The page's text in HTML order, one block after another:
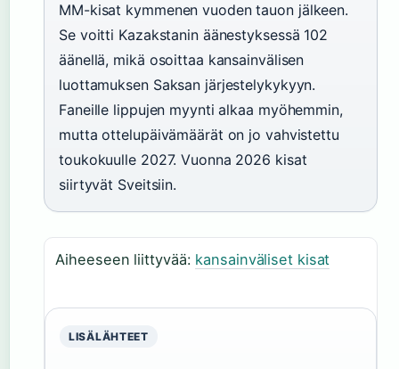
MM-kisat kymmenen vuoden tauon jälkeen.
Se voitti Kazakstanin äänestyksessä 102
äänellä, mikä osoittaa kansainvälisen
luottamuksen Saksan järjestelykykyyn.
Faneille lippujen myynti alkaa myöhemmin,
mutta ottelupäivämäärät on jo vahvistettu
toukokuulle 2027. Vuonna 2026 kisat
siirtyvät Sveitsiin.
Aiheeseen liittyvää: kansainväliset kisat
LISÄLÄHTEET